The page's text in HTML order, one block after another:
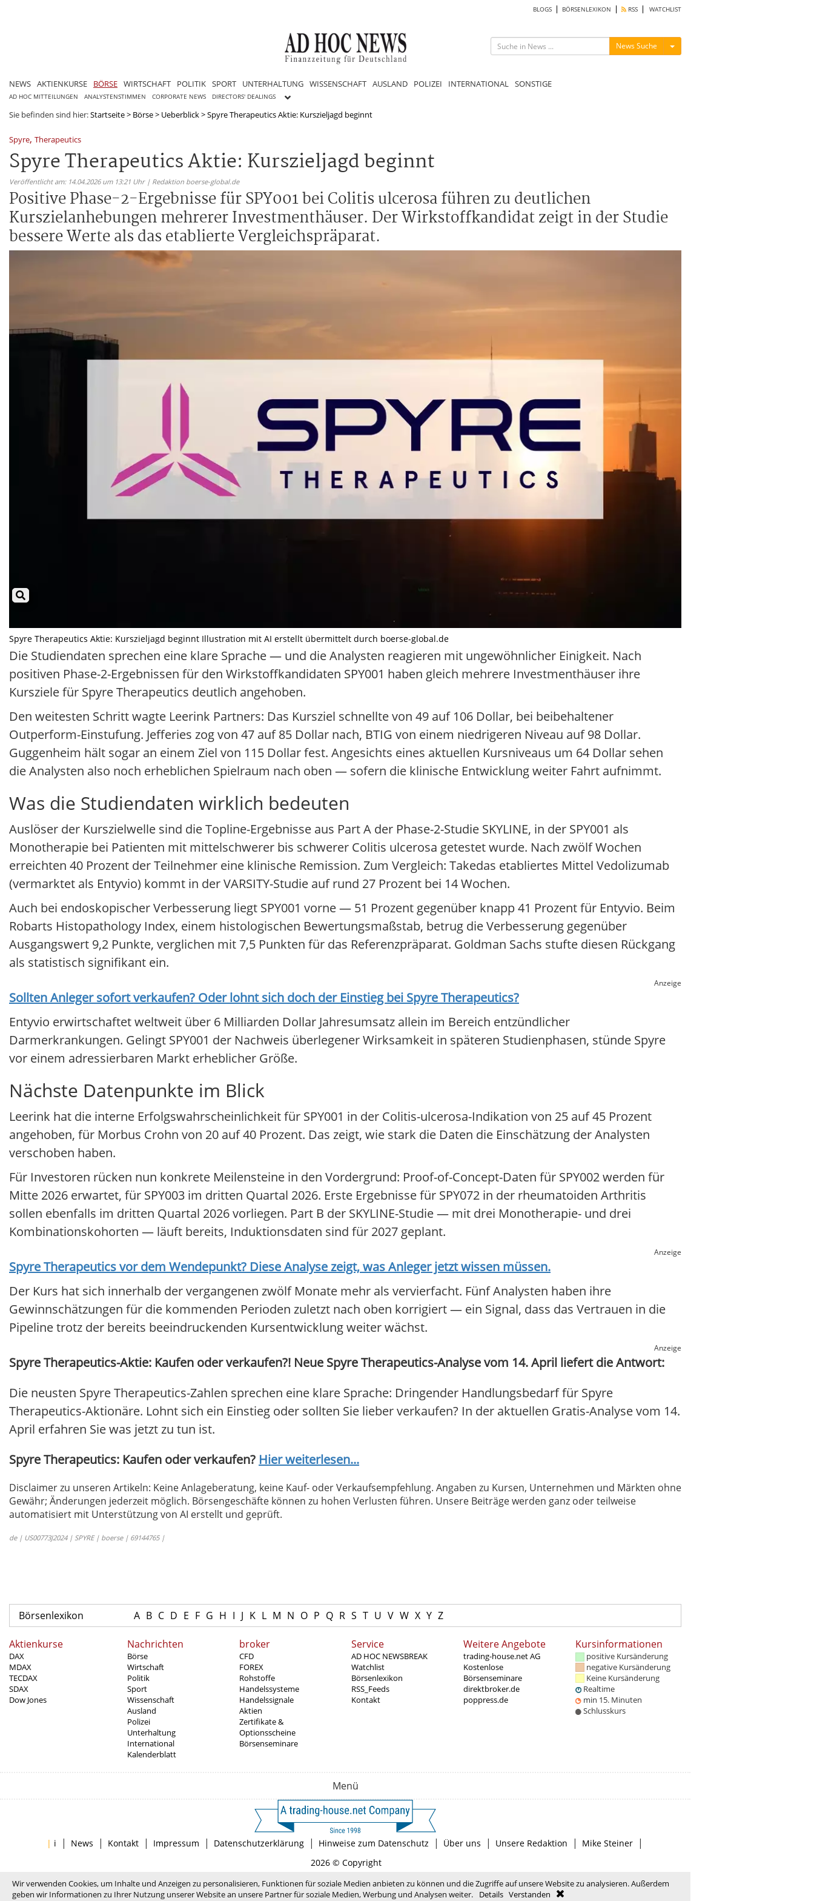
BLOGS BÖRSENLEXIKON RSS WATCHLIST
News Suche Menü ein-/ausblenden
NEWS AKTIENKURSE BÖRSE WIRTSCHAFT POLITIK SPORT UNTERHALTUNG WISSENSCHAFT AUSLAND POLIZEI INTERNATIONAL SONSTIGE
AD HOC MITTEILUNGEN ANALYSTENSTIMMEN CORPORATE NEWS DIRECTORS' DEALINGS
Sie befinden sind hier:Startseite> Börse> Ueberblick>Spyre Therapeutics Aktie: Kurszieljagd beginnt
Spyre, Therapeutics
Spyre Therapeutics Aktie: Kurszieljagd beginnt
Veröffentlicht am: 14.04.2026 um 13:21 Uhr | Redaktion boerse-global.de
Positive Phase-2-Ergebnisse für SPY001 bei Colitis ulcerosa führen zu deutlichen
Kurszielanhebungen mehrerer Investmenthäuser. Der Wirkstoffkandidat zeigt in der Studie
bessere Werte als das etablierte Vergleichspräparat.
Spyre Therapeutics Aktie: Kurszieljagd beginnt Illustration mit AI erstellt übermittelt durch boerse-global.de
Die Studiendaten sprechen eine klare Sprache — und die Analysten reagieren mit ungewöhnlicher Einigkeit. Nach
positiven Phase-2-Ergebnissen für den Wirkstoffkandidaten SPY001 haben gleich mehrere Investmenthäuser ihre
Kursziele für Spyre Therapeutics deutlich angehoben.
Den weitesten Schritt wagte Leerink Partners: Das Kursziel schnellte von 49 auf 106 Dollar, bei beibehaltener
Outperform-Einstufung. Jefferies zog von 47 auf 85 Dollar nach, BTIG von einem niedrigeren Niveau auf 98 Dollar.
Guggenheim hält sogar an einem Ziel von 115 Dollar fest. Angesichts eines aktuellen Kursniveaus um 64 Dollar sehen
die Analysten also noch erheblichen Spielraum nach oben — sofern die klinische Entwicklung weiter Fahrt aufnimmt.
Was die Studiendaten wirklich bedeuten
Auslöser der Kurszielwelle sind die Topline-Ergebnisse aus Part A der Phase-2-Studie SKYLINE, in der SPY001 als
Monotherapie bei Patienten mit mittelschwerer bis schwerer Colitis ulcerosa getestet wurde. Nach zwölf Wochen
erreichten 40 Prozent der Teilnehmer eine klinische Remission. Zum Vergleich: Takedas etabliertes Mittel Vedolizumab
(vermarktet als Entyvio) kommt in der VARSITY-Studie auf rund 27 Prozent bei 14 Wochen.
Auch bei endoskopischer Verbesserung liegt SPY001 vorne — 51 Prozent gegenüber knapp 41 Prozent für Entyvio. Beim
Robarts Histopathology Index, einem histologischen Bewertungsmaßstab, betrug die Verbesserung gegenüber
Ausgangswert 9,2 Punkte, verglichen mit 7,5 Punkten für das Referenzpräparat. Goldman Sachs stufte diesen Rückgang
als statistisch signifikant ein.
Anzeige
Sollten Anleger sofort verkaufen? Oder lohnt sich doch der Einstieg bei Spyre Therapeutics?
Entyvio erwirtschaftet weltweit über 6 Milliarden Dollar Jahresumsatz allein im Bereich entzündlicher
Darmerkrankungen. Gelingt SPY001 der Nachweis überlegener Wirksamkeit in späteren Studienphasen, stünde Spyre
vor einem adressierbaren Markt erheblicher Größe.
Nächste Datenpunkte im Blick
Leerink hat die interne Erfolgswahrscheinlichkeit für SPY001 in der Colitis-ulcerosa-Indikation von 25 auf 45 Prozent
angehoben, für Morbus Crohn von 20 auf 40 Prozent. Das zeigt, wie stark die Daten die Einschätzung der Analysten
verschoben haben.
Für Investoren rücken nun konkrete Meilensteine in den Vordergrund: Proof-of-Concept-Daten für SPY002 werden für
Mitte 2026 erwartet, für SPY003 im dritten Quartal 2026. Erste Ergebnisse für SPY072 in der rheumatoiden Arthritis
sollen ebenfalls im dritten Quartal 2026 vorliegen. Part B der SKYLINE-Studie — mit drei Monotherapie- und drei
Kombinationskohorten — läuft bereits, Induktionsdaten sind für 2027 geplant.
Anzeige
Spyre Therapeuticsvor dem Wendepunkt? Diese Analyse zeigt, was Anleger jetzt wissen müssen.
Der Kurs hat sich innerhalb der vergangenen zwölf Monate mehr als vervierfacht. Fünf Analysten haben ihre
Gewinnschätzungen für die kommenden Perioden zuletzt nach oben korrigiert — ein Signal, dass das Vertrauen in die
Pipeline trotz der bereits beeindruckenden Kursentwicklung weiter wächst.
Anzeige
Spyre Therapeutics-Aktie: Kaufen oder verkaufen?! Neue Spyre Therapeutics-Analyse vom 14. April liefert die Antwort:
Die neusten Spyre Therapeutics-Zahlen sprechen eine klare Sprache: Dringender Handlungsbedarf für Spyre
Therapeutics-Aktionäre. Lohnt sich ein Einstieg oder sollten Sie lieber verkaufen? In der aktuellen Gratis-Analyse vom 14.
April erfahren Sie was jetzt zu tun ist.
Spyre Therapeutics: Kaufen oder verkaufen? Hier weiterlesen...
Disclaimer zu unseren Artikeln: Keine Anlageberatung, keine Kauf- oder Verkaufsempfehlung. Angaben zu Kursen, Unternehmen und Märkten ohne
Gewähr; Änderungen jederzeit möglich. Börsengeschäfte können zu hohen Verlusten führen. Unsere Beiträge werden ganz oder teilweise
automatisiert mit Unterstützung von AI erstellt und geprüft.
de | US00773J2024 | SPYRE | boerse | 69144765 |
Börsenlexikon A B C D E F G H I J K L M N O P Q R S T U V W X Y Z
Aktienkurse
DAX
MDAX
TECDAX
SDAX
Dow Jones
Nachrichten
Börse
Wirtschaft
Politik
Sport
Wissenschaft
Ausland
Polizei
Unterhaltung
International
Kalenderblatt
broker
CFD
FOREX
Rohstoffe
Handelssysteme
Handelssignale
Aktien
Zertifikate &
Optionsscheine
Börsenseminare
Service
AD HOC NEWSBREAK
Watchlist
Börsenlexikon
RSS_Feeds
Kontakt
Weitere Angebote
trading-house.net AG
Kostenlose
Börsenseminare
direktbroker.de
poppress.de
Kursinformationen
positive Kursänderung
negative Kursänderung
Keine Kursänderung
Realtime
min 15. Minuten
Schlusskurs
Menü
| i | News | Kontakt | Impressum | Datenschutzerklärung | Hinweise zum Datenschutz | Über uns | Unsere Redaktion | Mike Steiner |
2026 © Copyright
Wir verwenden Cookies, um Inhalte und Anzeigen zu personalisieren, Funktionen für soziale Medien anbieten zu können und die Zugriffe auf unsere Website zu analysieren. Außerdem
geben wir Informationen zu Ihrer Nutzung unserer Website an unsere Partner für soziale Medien, Werbung und Analysen weiter.
Details Verstanden